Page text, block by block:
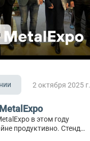
2 октября 2025 г.
в этом году
продуктивно. Стенд